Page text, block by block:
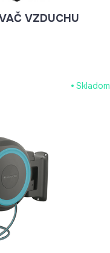
VZDUCHU
Skladom